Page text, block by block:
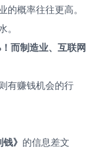
概率往往更高。
而制造业、互联网
有赚钱机会的行
》 的信息差文